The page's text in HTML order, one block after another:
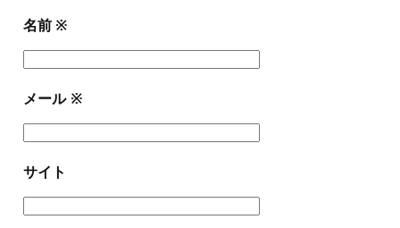
名前 ※
メール ※
サイト